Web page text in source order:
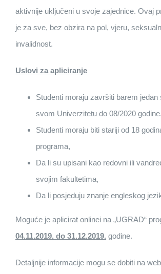
aktivnije uključeni u svoje zajednice. Ovaj
je za sve, bez obzira na pol, vjeru,
invalidnost.
Uslovi za apliciranje
Studenti moraju završiti barem jedan
svom Univerzitetu do 08/2020 godine,
Studenti moraju biti stariji od 18
programa,
Da li su upisani kao redovni ili
svojim fakultetima,
Da li posjeduju znanje engleskog
Moguće je aplicirat onlinei na „UGRAD“
04.11.2019. do 31.12.2019. godine.
Detaljnije informacije mogu se dobiti na